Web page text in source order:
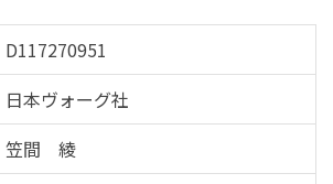
D117270951
日本ヴォーグ社
笠間 綾